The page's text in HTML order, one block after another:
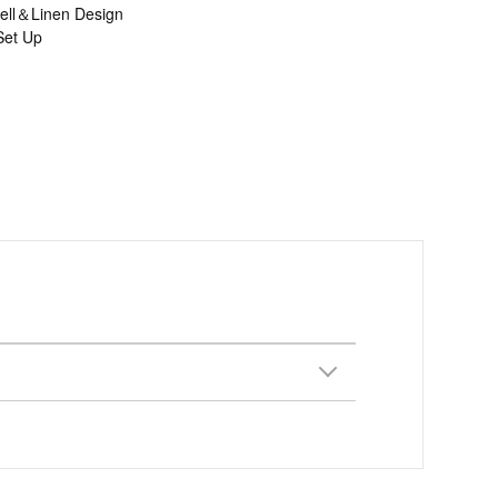
＆Linen Design
Up